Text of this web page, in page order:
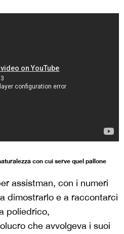
con cui serve quel pallone
assistman, con i numeri
dimostrarlo e a raccontarci
poliedrico,
che avvolgeva i suoi